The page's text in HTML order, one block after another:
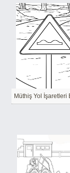
Müthiş Yol İşaretleri